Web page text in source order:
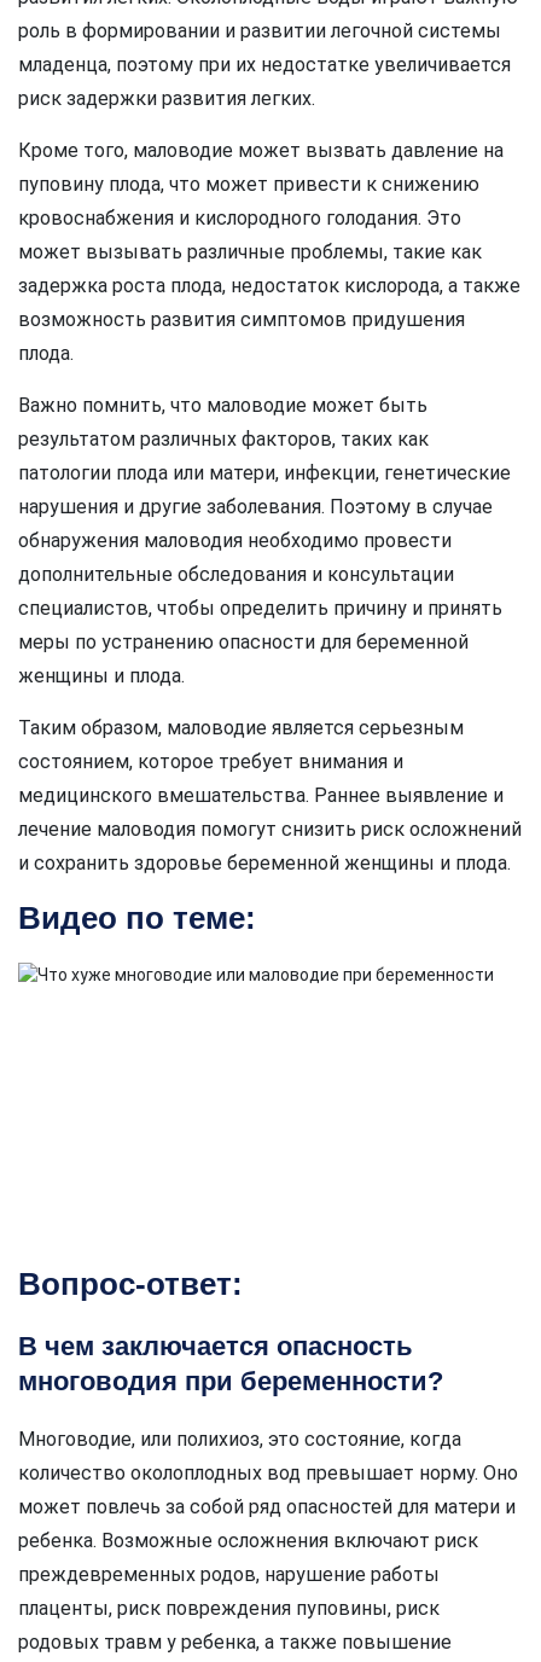
роль в формировании и развитии легочной системы
младенца, поэтому при их недостатке увеличивается
риск задержки развития легких.
Кроме того, маловодие может вызвать давление на
пуповину плода, что может привести к снижению
кровоснабжения и кислородного голодания. Это
может вызывать различные проблемы, такие как
задержка роста плода, недостаток кислорода, а также
возможность развития симптомов придушения
плода.
Важно помнить, что маловодие может быть
результатом различных факторов, таких как
патологии плода или матери, инфекции, генетические
нарушения и другие заболевания. Поэтому в случае
обнаружения маловодия необходимо провести
дополнительные обследования и консультации
специалистов, чтобы определить причину и принять
меры по устранению опасности для беременной
женщины и плода.
Таким образом, маловодие является серьезным
состоянием, которое требует внимания и
медицинского вмешательства. Раннее выявление и
лечение маловодия помогут снизить риск осложнений
и сохранить здоровье беременной женщины и плода.
Видео по теме:
Вопрос-ответ:
В чем заключается опасность
многоводия при беременности?
Многоводие, или полихиоз, это состояние, когда
количество околоплодных вод превышает норму. Оно
может повлечь за собой ряд опасностей для матери и
ребенка. Возможные осложнения включают риск
преждевременных родов, нарушение работы
плаценты, риск повреждения пуповины, риск
родовых травм у ребенка, а также повышение